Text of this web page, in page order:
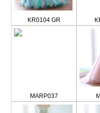
KR0104 GR
MARP037